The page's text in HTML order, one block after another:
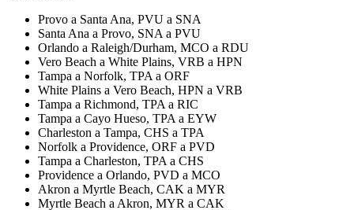
Provo a Santa Ana, PVU a SNA
Santa Ana a Provo, SNA a PVU
Orlando a Raleigh/Durham, MCO a RDU
Vero Beach a White Plains, VRB a HPN
Tampa a Norfolk, TPA a ORF
White Plains a Vero Beach, HPN a VRB
Tampa a Richmond, TPA a RIC
Tampa a Cayo Hueso, TPA a EYW
Charleston a Tampa, CHS a TPA
Norfolk a Providence, ORF a PVD
Tampa a Charleston, TPA a CHS
Providence a Orlando, PVD a MCO
Akron a Myrtle Beach, CAK a MYR
Myrtle Beach a Akron, MYR a CAK